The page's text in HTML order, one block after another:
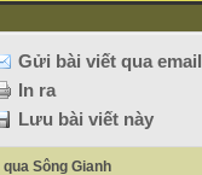
Gửi bài viết qua email
In ra
Lưu bài viết này
Sông Gianh